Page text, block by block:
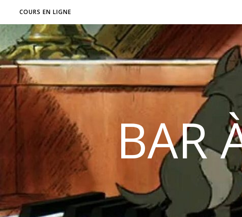
COURS EN LIGNE
BAR